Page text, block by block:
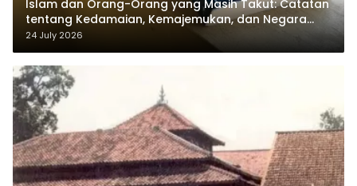
Islam dan Orang-Orang yang Masih Takut: Catatan
tentang Kedamaian, Kemajemukan, dan Negara
dalam Pemikiran Masykuri Abdillah
24 July 2026